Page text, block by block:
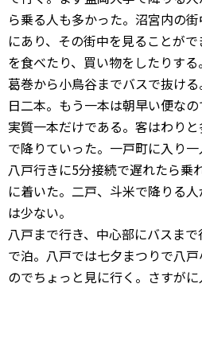
ら乗る人も多かった。沼宮内の
にあり、その街中を見ることが
を食べたり、買い物をしたりする。
葛巻から小鳥谷までバスで抜け
日二本。もう一本は朝早い便な
実質一本だけである。客はわり
で降りていった。一戸町に入り
八戸行きに5分接続で遅れたら乗
に着いた。二戸、斗米で降りる
は少ない。
八戸まで行き、中心部にバスま
で泊。八戸では七夕まつりで八
のでちょっと見に行く。さすがに